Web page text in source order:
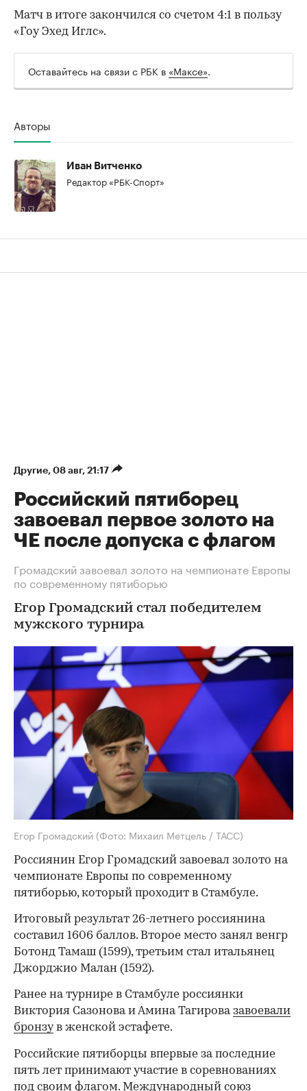
Матч в итоге закончился со счетом 4:1 в пользу
«Гоу Эхед Иглс».
Оставайтесь на связи с РБК в «Максе».
Авторы
Иван Витченко
Редактор «РБК-Спорт»
Другие⁠, 08 авг, 21:17
Российский пятиборец
завоевал первое золото на
ЧЕ после допуска с флагом
Громадский завоевал золото на чемпионате Европы
по современному пятиборью
Егор Громадский стал победителем
мужского турнира
Егор Громадский (Фото: Михаил Метцель / ТАСС)
Россиянин Егор Громадский завоевал золото на
чемпионате Европы по современному
пятиборью, который проходит в Стамбуле.
Итоговый результат 26-летнего россиянина
составил 1606 баллов. Второе место занял венгр
Ботонд Тамаш (1599), третьим стал итальянец
Джорджио Малан (1592).
Ранее на турнире в Стамбуле россиянки
Виктория Сазонова и Амина Тагировазавоевали
бронзув женской эстафете.
Российские пятиборцы впервые за последние
пять лет принимают участие в соревнованиях
под своим флагом. Международный союз